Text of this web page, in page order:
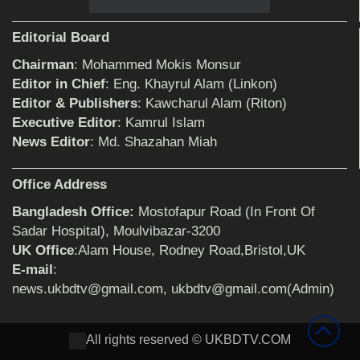
শিক্ষিকার ওপর হামলাকারীদের গ্রেফতারের দাবিতে
মানববন্ধন অনুষ্ঠিত
বিমানের সিলেট-ম্যানচেস্টার সরাসরি ফ্লাইট চালু হচ্ছে
ঠাকুরগাঁওয়ে শিশু ধর্ষকের যাবজ্জীবন কারাদণ্ড
সেনাবাহিনীর পক্ষ থেকে ক্রীড়া সামগ্রী ও আর্থিক
Editorial Board
Chairman: Mohammed Mokis Monsur
Editor in Chief: Eng. Khayrul Alam (Linkon)
Editor & Publishers: Kawcharul Alam (Riton)
Executive Editor: Kamrul Islam
News Editor: Md. Shazahan Miah
Office Address
Bangladesh Office: Mostofapur Road (In Front Of
Sadar Hospital), Moulvibazar-3200
UK Office:Alam House, Rodney Road,Bristol,UK
E-mail :
news.ukbdtv@gmail.com, ukbdtv@gmail.com(Admin)
All rights reserved © UKBDTV.COM